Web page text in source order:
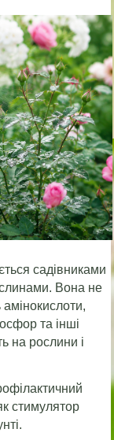
садівниками
Вона не
та інші
на рослини і
стимулятор